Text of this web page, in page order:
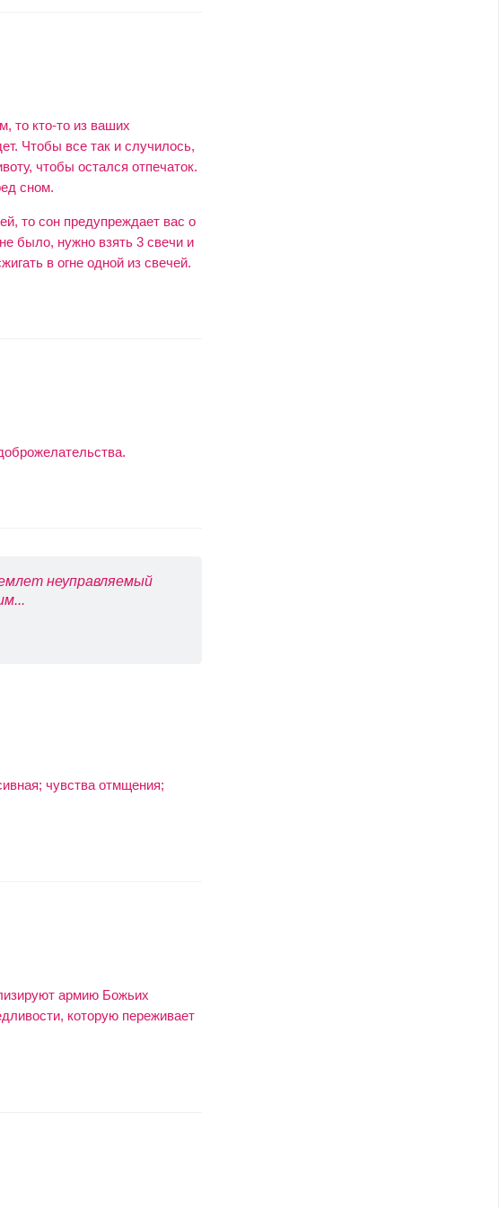
то кто-то из ваших
Чтобы все так и случилось,
чтобы остался отпечаток.
сном.
то сон предупреждает вас о
было, нужно взять 3 свечи и
в огне одной из свечей.
неуправляемый
чувства отмщения;
армию Божьих
которую переживает